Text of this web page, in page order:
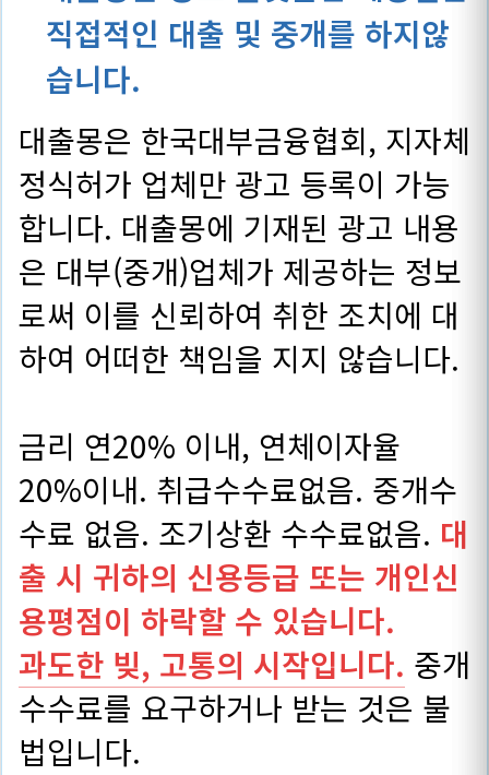
직접적인 대출 및 중개를 하지않
습니다.
대출몽은 한국대부금융협회, 지자체
정식허가 업체만 광고 등록이 가능
합니다. 대출몽에 기재된 광고 내용
은 대부(중개)업체가 제공하는 정보
로써 이를 신뢰하여 취한 조치에 대
하여 어떠한 책임을 지지 않습니다.
금리 연20% 이내, 연체이자율
20%이내. 취급수수료없음. 중개수
수료 없음. 조기상환 수수료없음. 대
출 시 귀하의 신용등급 또는 개인신
용평점이 하락할 수 있습니다.
과도한 빚, 고통의 시작입니다. 중개
수수료를 요구하거나 받는 것은 불
법입니다.